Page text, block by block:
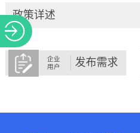
政策详述
企业
用户
发布需求